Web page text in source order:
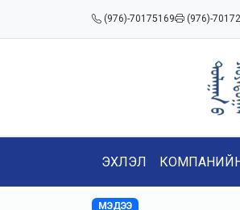
(976)-70175169 (976)-
ЭХЛЭЛ
МЭДЭЭ